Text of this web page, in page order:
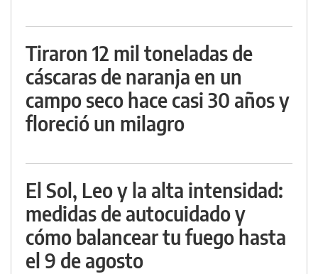
Tiraron 12 mil toneladas de
cáscaras de naranja en un
campo seco hace casi 30 años y
floreció un milagro
El Sol, Leo y la alta intensidad:
medidas de autocuidado y
cómo balancear tu fuego hasta
el 9 de agosto